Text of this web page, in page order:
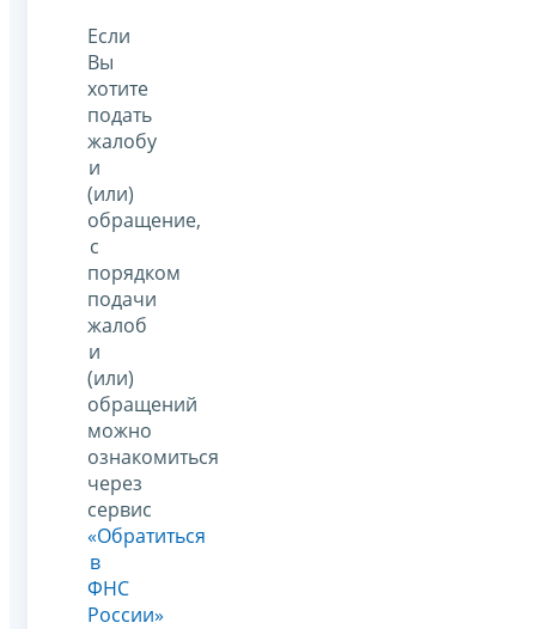
Если
Вы
хотите
подать
жалобу
и
(или)
обращение,
с
порядком
подачи
жалоб
и
(или)
обращений
можно
ознакомиться
через
сервис
«Обратиться
в
ФНС
России»